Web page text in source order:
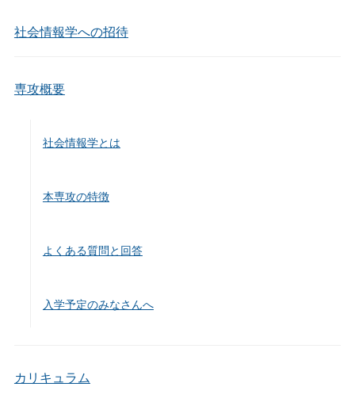
社会情報学への招待
専攻概要
社会情報学とは
本専攻の特徴
よくある質問と回答
入学予定のみなさんへ
カリキュラム